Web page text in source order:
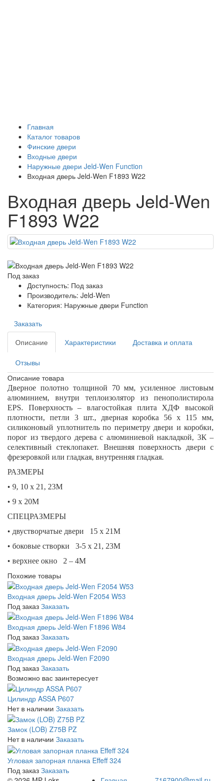
Главная
Каталог товаров
Финские двери
Входные двери
Наружные двери Jeld-Wen Function
Входная дверь Jeld-Wen F1893 W22
Входная дверь Jeld-Wen
F1893 W22
Под заказ
Доступность: Под заказ
Производитель: Jeld-Wen
Категория: Наружные двери Function
Заказать
Описание
Характеристики Доставка и оплата
Отзывы
Описание товара
Дверное полотно толщиной 70 мм, усиленное листовым
алюминием, внутри теплоизолятор из пенополистирола
EPS. Поверхность – влагостойкая плита ХДФ высокой
плотности, петли 3 шт., дверная коробка 56 х 115 мм,
силиконовый уплотнитель по периметру двери и коробки,
порог из твердого дерева с алюминиевой накладкой, 3К –
селективный стеклопакет. Внешняя поверхность двери с
фрезеровкой или гладкая, внутренняя гладкая.
РАЗМЕРЫ
• 9, 10 х 21, 23М
• 9 х 20М
СПЕЦРАЗМЕРЫ
• двустворчатые двери 15 х 21М
• боковые створки 3-5 х 21, 23М
• верхнее окно 2 – 4М
Похожие товары
Входная дверь Jeld-Wen F2054 W53
Под заказ Заказать
Входная дверь Jeld-Wen F1896 W84
Под заказ Заказать
Входная дверь Jeld-Wen F2090
Под заказ Заказать
Возможно вас заинтересует
Цилиндр ASSA P607
Нет в наличии Заказать
Замок (LOB) Z75B PZ
Нет в наличии Заказать
Угловая запорная планка Effeff 324
Под заказ Заказать